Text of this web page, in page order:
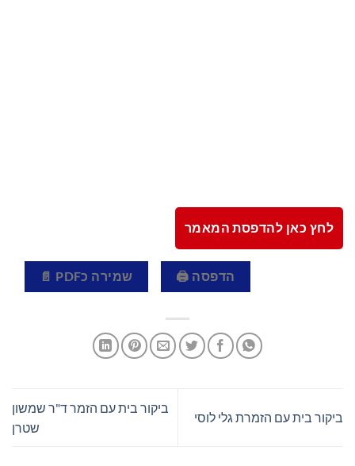
לחץ כאן להדפסת המאמר
הדפסה 🖨 שמירה כPDF 📄
ביקור בית עם הזמרת גלי לוסי
ביקור בית עם הזמר ד"ר שמשון
שטרן